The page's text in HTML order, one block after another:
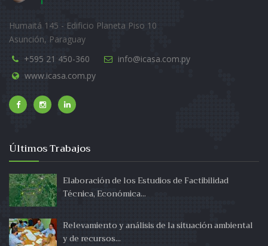
Humaitá 145 - Edificio Planeta Piso 10
Asunción, Paraguay
+595 21 450-360
info@icasa.com.py
www.icasa.com.py
Últimos Trabajos
Elaboración de los Estudios de Factibilidad
Técnica, Económica...
Relevamiento y análisis de la situación ambiental
y de recursos...